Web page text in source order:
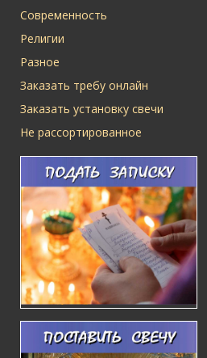
Современность
Религии
Разное
Заказать требу онлайн
Заказать установку свечи
Не рассортированное